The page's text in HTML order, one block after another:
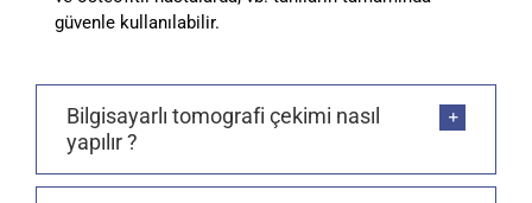
güvenle kullanılabilir.
Bilgisayarlı tomografi çekimi nasıl
yapılır ?